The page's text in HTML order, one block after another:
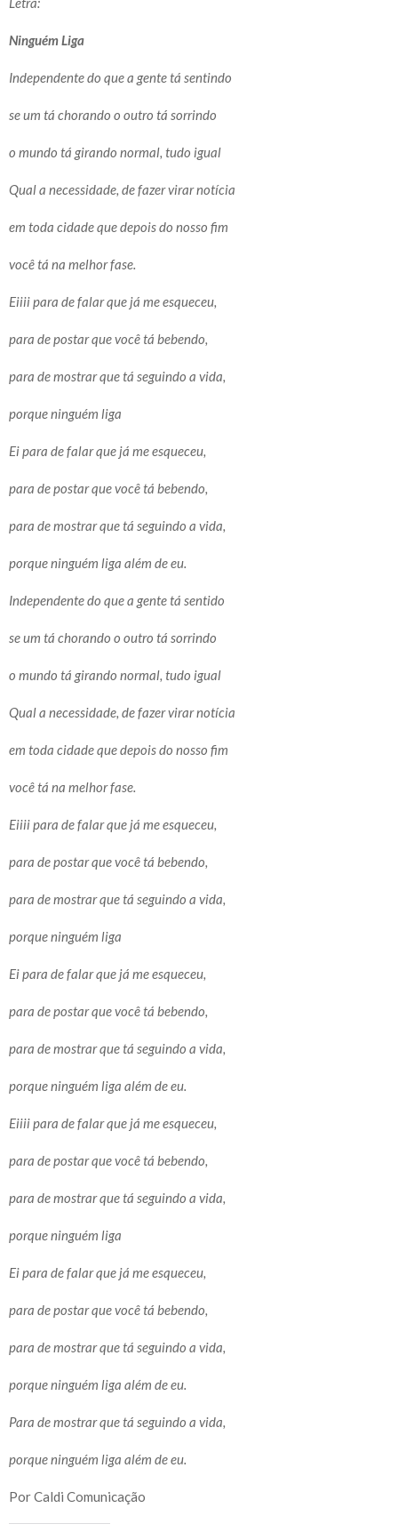
Ninguém Liga
Independente do que a gente tá sentindo
se um tá chorando o outro tá sorrindo
o mundo tá girando normal, tudo igual
Qual a necessidade, de fazer virar notícia
em toda cidade que depois do nosso fim
você tá na melhor fase.
Eiiii para de falar que já me esqueceu,
para de postar que você tá bebendo,
para de mostrar que tá seguindo a vida,
porque ninguém liga
Ei para de falar que já me esqueceu,
para de postar que você tá bebendo,
para de mostrar que tá seguindo a vida,
porque ninguém liga além de eu.
Independente do que a gente tá sentido
se um tá chorando o outro tá sorrindo
o mundo tá girando normal, tudo igual
Qual a necessidade, de fazer virar notícia
em toda cidade que depois do nosso fim
você tá na melhor fase.
Eiiii para de falar que já me esqueceu,
para de postar que você tá bebendo,
para de mostrar que tá seguindo a vida,
porque ninguém liga
Ei para de falar que já me esqueceu,
para de postar que você tá bebendo,
para de mostrar que tá seguindo a vida,
porque ninguém liga além de eu.
Eiiii para de falar que já me esqueceu,
para de postar que você tá bebendo,
para de mostrar que tá seguindo a vida,
porque ninguém liga
Ei para de falar que já me esqueceu,
para de postar que você tá bebendo,
para de mostrar que tá seguindo a vida,
porque ninguém liga além de eu.
Para de mostrar que tá seguindo a vida,
porque ninguém liga além de eu.
Por Caldi Comunicação